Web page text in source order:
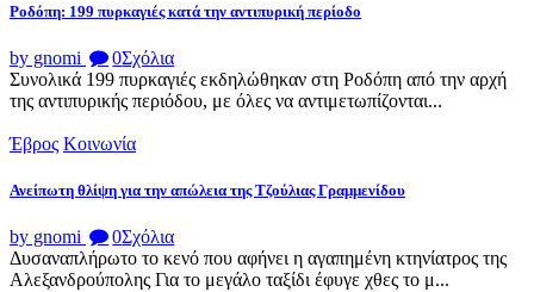
Ροδόπη: 199 πυρκαγιές κατά την αντιπυρική περίοδο
by gnomi 0Σχόλια
Συνολικά 199 πυρκαγιές εκδηλώθηκαν στη Ροδόπη από την αρχή
της αντιπυρικής περιόδου, με όλες να αντιμετωπίζονται...
Έβρος Κοινωνία
Ανείπωτη θλίψη για την απώλεια της Τζούλιας Γραμμενίδου
by gnomi 0Σχόλια
Δυσαναπλήρωτο το κενό που αφήνει η αγαπημένη κτηνίατρος της
Αλεξανδρούπολης Για το μεγάλο ταξίδι έφυγε χθες το μ...